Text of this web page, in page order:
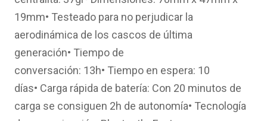
19mm• Testeado para no perjudicar la
aerodinámica de los cascos de última
generación• Tiempo de
conversación: 13h• Tiempo en espera: 10
días• Carga rápida de batería: Con 20 minutos de
carga se consiguen 2h de autonomía• Tecnología